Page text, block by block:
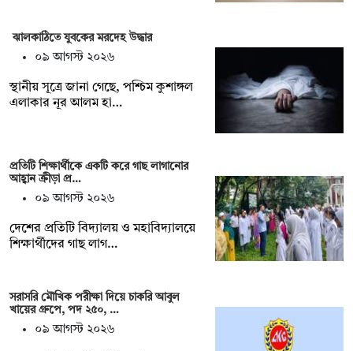
ঝালকাঠিতে যুবকের মরদেহ উদ্ধার
০৯ আগস্ট ২০২৬
স্থানীয় সূত্রে জানা গেছে, পশ্চিম কুশাঙ্গল
এলাকার নূর আলম হা…
প্রতিটি শিক্ষার্থীকে একটি করে গাছ লাগানোর
আহ্বান ক্রীড়া প্র…
০৯ আগস্ট ২০২৬
দেশের প্রতিটি বিদ্যালয় ও মহাবিদ্যালয়ে
শিক্ষার্থীদের গাছ লাগ…
সরাসরি মৌখিক পরীক্ষা দিয়ে চাকরি আবুল
খায়ের গ্রুপে, পদ ২৫০, …
০৯ আগস্ট ২০২৬